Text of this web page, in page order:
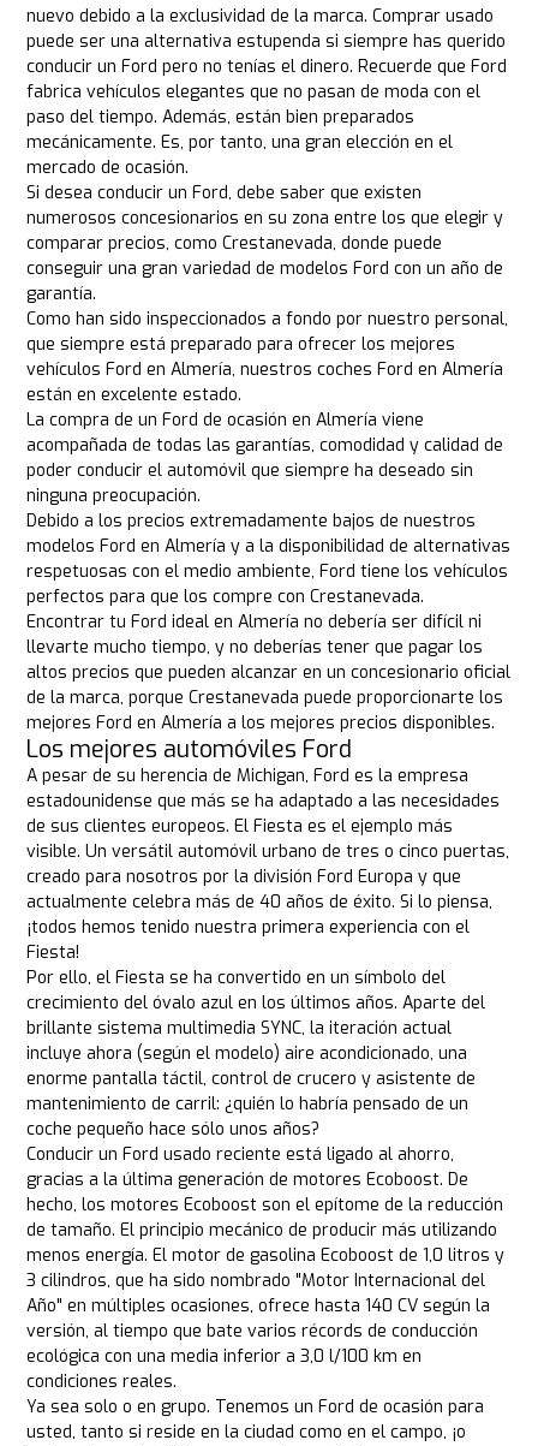
nuevo debido a la exclusividad de la marca. Comprar usado
puede ser una alternativa estupenda si siempre has querido
conducir un Ford pero no tenías el dinero. Recuerde que Ford
fabrica vehículos elegantes que no pasan de moda con el
paso del tiempo. Además, están bien preparados
mecánicamente. Es, por tanto, una gran elección en el
mercado de ocasión.
Si desea conducir un Ford, debe saber que existen
numerosos concesionarios en su zona entre los que elegir y
comparar precios, como Crestanevada, donde puede
conseguir una gran variedad de modelos Ford con un año de
garantía.
Como han sido inspeccionados a fondo por nuestro personal,
que siempre está preparado para ofrecer los mejores
vehículos Ford en Almería, nuestros coches Ford en Almería
están en excelente estado.
La compra de un Ford de ocasión en Almería viene
acompañada de todas las garantías, comodidad y calidad de
poder conducir el automóvil que siempre ha deseado sin
ninguna preocupación.
Debido a los precios extremadamente bajos de nuestros
modelos Ford en Almería y a la disponibilidad de alternativas
respetuosas con el medio ambiente, Ford tiene los vehículos
perfectos para que los compre con Crestanevada.
Encontrar tu Ford ideal en Almería no debería ser difícil ni
llevarte mucho tiempo, y no deberías tener que pagar los
altos precios que pueden alcanzar en un concesionario oficial
de la marca, porque Crestanevada puede proporcionarte los
mejores Ford en Almería a los mejores precios disponibles.
Los mejores automóviles Ford
A pesar de su herencia de Michigan, Ford es la empresa
estadounidense que más se ha adaptado a las necesidades
de sus clientes europeos. El Fiesta es el ejemplo más
visible. Un versátil automóvil urbano de tres o cinco puertas,
creado para nosotros por la división Ford Europa y que
actualmente celebra más de 40 años de éxito. Si lo piensa,
¡todos hemos tenido nuestra primera experiencia con el
Fiesta!
Por ello, el Fiesta se ha convertido en un símbolo del
crecimiento del óvalo azul en los últimos años. Aparte del
brillante sistema multimedia SYNC, la iteración actual
incluye ahora (según el modelo) aire acondicionado, una
enorme pantalla táctil, control de crucero y asistente de
mantenimiento de carril: ¿quién lo habría pensado de un
coche pequeño hace sólo unos años?
Conducir un Ford usado reciente está ligado al ahorro,
gracias a la última generación de motores Ecoboost. De
hecho, los motores Ecoboost son el epítome de la reducción
de tamaño. El principio mecánico de producir más utilizando
menos energía. El motor de gasolina Ecoboost de 1,0 litros y
3 cilindros, que ha sido nombrado "Motor Internacional del
Año" en múltiples ocasiones, ofrece hasta 140 CV según la
versión, al tiempo que bate varios récords de conducción
ecológica con una media inferior a 3,0 l/100 km en
condiciones reales.
Ya sea solo o en grupo. Tenemos un Ford de ocasión para
usted, tanto si reside en la ciudad como en el campo, ¡o